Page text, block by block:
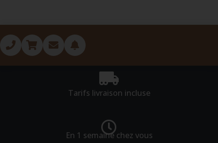
Tarifs livraison incluse
En 1 semaine chez vous